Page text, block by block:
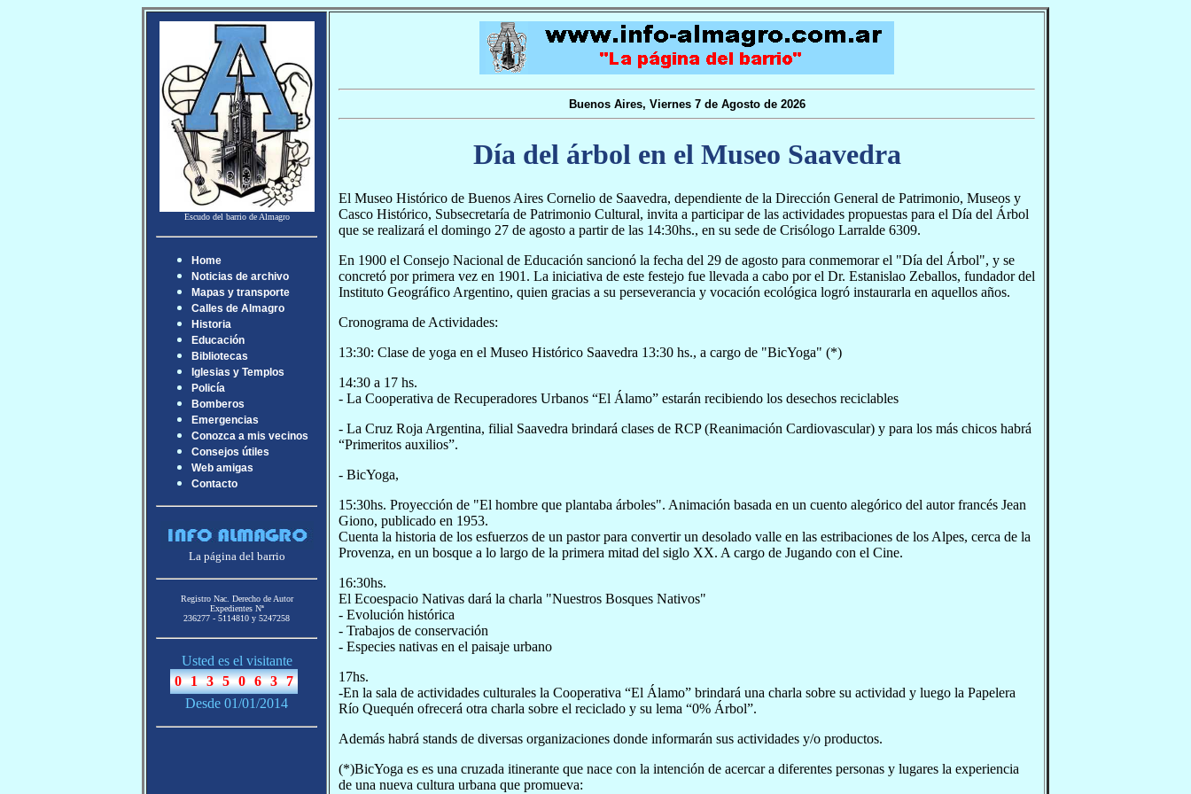
Escudo del barrio de Almagro
Home
Noticias de archivo
Mapas y transporte
Calles de Almagro
Historia
Educación
Bibliotecas
Iglesias y Templos
Policía
Bomberos
Emergencias
Conozca a mis vecinos
Consejos útiles
Web amigas
Contacto
La página del barrio
Registro Nac. Derecho de Autor
Expedientes Nª
236277 - 5114810 y 5247258
Usted es el visitante
Desde 01/01/2014
Buenos Aires, Viernes 7 de Agosto de 2026
Día del árbol en el Museo Saavedra
El Museo Histórico de Buenos Aires Cornelio de Saavedra, dependiente de la Dirección General de Patrimonio, Museos y
Casco Histórico, Subsecretaría de Patrimonio Cultural, invita a participar de las actividades propuestas para el Día del Árbol
que se realizará el domingo 27 de agosto a partir de las 14:30hs., en su sede de Crisólogo Larralde 6309.
En 1900 el Consejo Nacional de Educación sancionó la fecha del 29 de agosto para conmemorar el "Día del Árbol", y se
concretó por primera vez en 1901. La iniciativa de este festejo fue llevada a cabo por el Dr. Estanislao Zeballos, fundador del
Instituto Geográfico Argentino, quien gracias a su perseverancia y vocación ecológica logró instaurarla en aquellos años.
Cronograma de Actividades:
13:30: Clase de yoga en el Museo Histórico Saavedra 13:30 hs., a cargo de "BicYoga" (*)
14:30 a 17 hs.
- La Cooperativa de Recuperadores Urbanos “El Álamo” estarán recibiendo los desechos reciclables
- La Cruz Roja Argentina, filial Saavedra brindará clases de RCP (Reanimación Cardiovascular) y para los más chicos habrá
“Primeritos auxilios”.
- BicYoga,
15:30hs. Proyección de "El hombre que plantaba árboles". Animación basada en un cuento alegórico del autor francés Jean
Giono, publicado en 1953.
Cuenta la historia de los esfuerzos de un pastor para convertir un desolado valle en las estribaciones de los Alpes, cerca de la
Provenza, en un bosque a lo largo de la primera mitad del siglo XX. A cargo de Jugando con el Cine.
16:30hs.
El Ecoespacio Nativas dará la charla "Nuestros Bosques Nativos"
- Evolución histórica
- Trabajos de conservación
- Especies nativas en el paisaje urbano
17hs.
-En la sala de actividades culturales la Cooperativa “El Álamo” brindará una charla sobre su actividad y luego la Papelera
Río Quequén ofrecerá otra charla sobre el reciclado y su lema “0% Árbol”.
Además habrá stands de diversas organizaciones donde informarán sus actividades y/o productos.
(*)BicYoga es es una cruzada itinerante que nace con la intención de acercar a diferentes personas y lugares la experiencia
de una nueva cultura urbana que promueva: